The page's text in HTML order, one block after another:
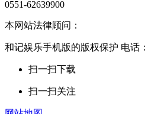
0551-62639900
本网站法律顾问：
和记娱乐手机版的版权保护 电话：
扫一扫下载
扫一扫关注